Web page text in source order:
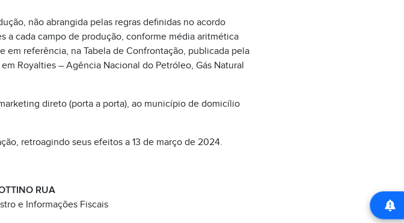
não abrangida pelas regras definidas no acordo
a cada campo de produção, conforme média aritmética
em referência, na Tabela de Confrontação, publicada pela
Royalties – Agência Nacional do Petróleo, Gás Natural
direto (porta a porta), ao município de domicílio
retroagindo seus efeitos a 13 de março de 2024.
RUA
e Informações Fiscais